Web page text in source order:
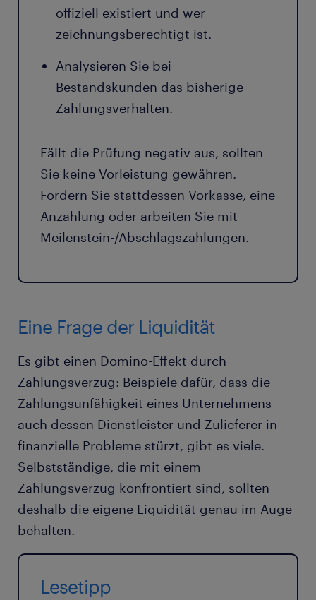
offiziell existiert und wer
zeichnungsberechtigt ist.
Analysieren Sie bei
Bestandskunden das bisherige
Zahlungsverhalten.
Fällt die Prüfung negativ aus, sollten
Sie keine Vorleistung gewähren.
Fordern Sie stattdessen Vorkasse, eine
Anzahlung oder arbeiten Sie mit
Meilenstein-/Abschlagszahlungen.
Eine Frage der Liquidität
Es gibt einen Domino-Effekt durch
Zahlungsverzug: Beispiele dafür, dass die
Zahlungsunfähigkeit eines Unternehmens
auch dessen Dienstleister und Zulieferer in
finanzielle Probleme stürzt, gibt es viele.
Selbstständige, die mit einem
Zahlungsverzug konfrontiert sind, sollten
deshalb die eigene Liquidität genau im Auge
behalten.
Lesetipp